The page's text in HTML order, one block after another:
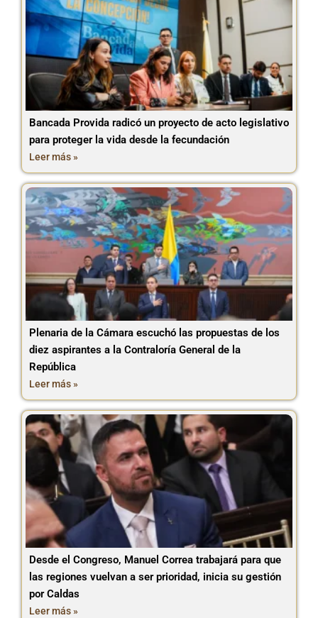
Bancada Provida radicó un proyecto de acto legislativo
para proteger la vida desde la fecundación
Leer más »
Plenaria de la Cámara escuchó las propuestas de los
diez aspirantes a la Contraloría General de la
República
Leer más »
Desde el Congreso, Manuel Correa trabajará para que
las regiones vuelvan a ser prioridad, inicia su gestión
por Caldas
Leer más »